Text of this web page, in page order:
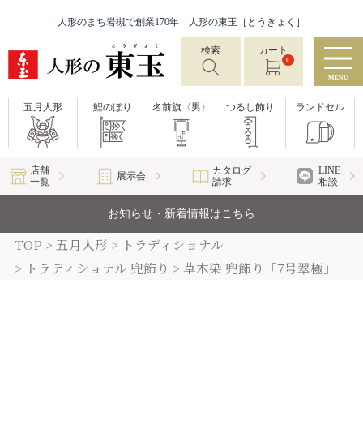
人形のまち岩槻で創業170年 人形の東玉［とうぎょく］
検索 カート
0
MENU
五月人形 鯉のぼり 名前旗〈男〉 つるし飾り ランドセル
店舗
一覧
展示会
カタログ
請求
LINE
相談
お知らせ・新着情報はこちら
TOP 五月人形
トラディショナル
トラディショナル 兜飾り
草木染 兜飾り「7号翠極」